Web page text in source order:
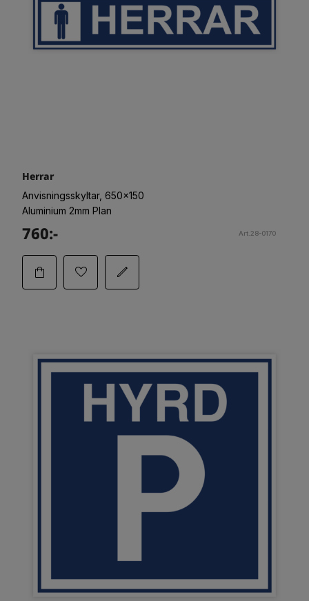
Herrar
Anvisningsskyltar, 650x150
Aluminium 2mm Plan
760:- Art.28-0170